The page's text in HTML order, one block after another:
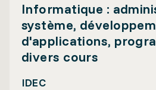
Informatique :
système,
d'applications,
divers cours
IDEC